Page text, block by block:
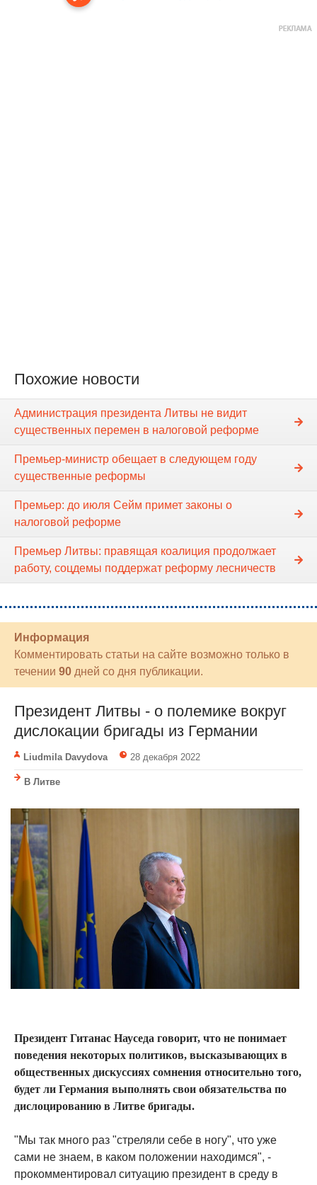
Похожие новости
Администрация президента Литвы не видит
существенных перемен в налоговой реформе
Премьер-министр обещает в следующем году
существенные реформы
Премьер: до июля Сейм примет законы о
налоговой реформе
Премьер Литвы: правящая коалиция продолжает
работу, соцдемы поддержат реформу лесничеств
Информация
Комментировать статьи на сайте возможно только в
течении 90 дней со дня публикации.
Президент Литвы - о полемике вокруг
дислокации бригады из Германии
Liudmila Davydova 28 декабря 2022
В Литве
Президент Гитанас Науседа говорит, что не понимает
поведения некоторых политиков, высказывающих в
общественных дискуссиях сомнения относительно того,
будет ли Германия выполнять свои обязательства по
дислоцированию в Литве бригады.
"Мы так много раз "стреляли себе в ногу", что уже
сами не знаем, в каком положении находимся", -
прокомментировал ситуацию президент в среду в